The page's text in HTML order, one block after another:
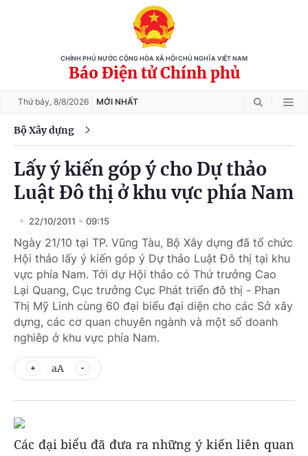
CHÍNH PHỦ NƯỚC CỘNG HÒA XÃ HỘI CHỦ NGHĨA VIỆT NAM
Báo Điện tử Chính phủ
Thứ bảy, 8/8/2026 MỚI NHẤT
Bộ Xây dựng
Lấy ý kiến góp ý cho Dự thảo
Luật Đô thị ở khu vực phía Nam
22/10/2011 09:15
Ngày 21/10 tại TP. Vũng Tàu, Bộ Xây dựng đã tổ chức
Hội thảo lấy ý kiến góp ý Dự thảo Luật Đô thị tại khu
vực phía Nam. Tới dự Hội thảo có Thứ trưởng Cao
Lại Quang, Cục trưởng Cục Phát triển đô thị - Phan
Thị Mỹ Linh cùng 60 đại biểu đại diện cho các Sở xây
dựng, các cơ quan chuyên ngành và một số doanh
nghiêp ở khu vực phía Nam.
aA
Các đại biểu đã đưa ra những ý kiến liên quan